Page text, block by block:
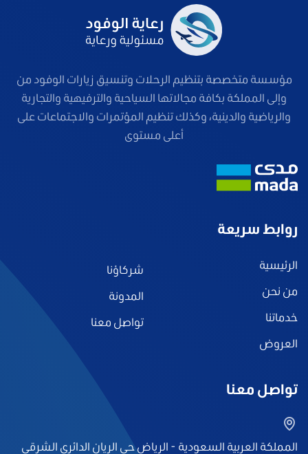
مؤسسة متخصصة بتنظيم الرحلات وتنسيق زيارات الوفود من
وإلى المملكة بكافة مجالاتها السياحية والترفيهية والتجارية
والرياضية والدينية، وكذلك تنظيم المؤتمرات والاجتماعات على
أعلى مستوى
روابط سريعة
الرئيسية
من نحن
خدماتنا
العروض
شركاؤنا
المدونة
تواصل معنا
تواصل معنا
المملكة العربية السعودية - الرياض حى الريان الدائرى الشرقى